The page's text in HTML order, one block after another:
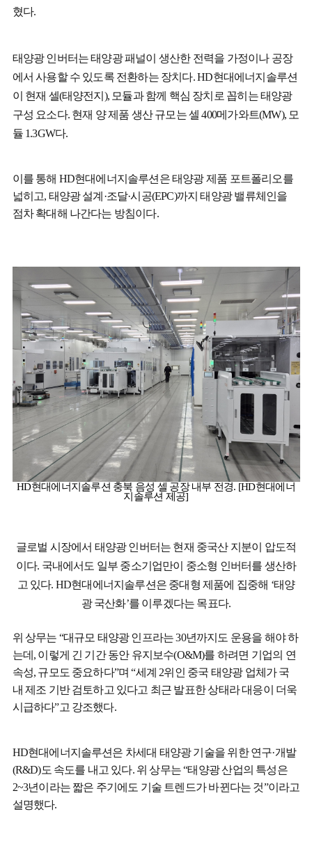
혔다.
태양광 인버터는 태양광 패널이 생산한 전력을 가정이나 공장
에서 사용할 수 있도록 전환하는 장치다. HD현대에너지솔루션
이 현재 셀(태양전지), 모듈과 함께 핵심 장치로 꼽히는 태양광
구성 요소다. 현재 양 제품 생산 규모는 셀 400메가와트(MW), 모
듈 1.3GW다.
이를 통해 HD현대에너지솔루션은 태양광 제품 포트폴리오를
넓히고, 태양광 설계·조달·시공(EPC)까지 태양광 밸류체인을
점차 확대해 나간다는 방침이다.
HD현대에너지솔루션 충북 음성 셀 공장 내부 전경. [HD현대에너
지솔루션 제공]
글로벌 시장에서 태양광 인버터는 현재 중국산 지분이 압도적
이다. 국내에서도 일부 중소기업만이 중소형 인버터를 생산하
고 있다. HD현대에너지솔루션은 중대형 제품에 집중해 ‘태양
광 국산화’를 이루겠다는 목표다.
위 상무는 “대규모 태양광 인프라는 30년까지도 운용을 해야 하
는데, 이렇게 긴 기간 동안 유지보수(O&M)를 하려면 기업의 연
속성, 규모도 중요하다”며 “세계 2위인 중국 태양광 업체가 국
내 제조 기반 검토하고 있다고 최근 발표한 상태라 대응이 더욱
시급하다”고 강조했다.
HD현대에너지솔루션은 차세대 태양광 기술을 위한 연구·개발
(R&D)도 속도를 내고 있다. 위 상무는 “태양광 산업의 특성은
2~3년이라는 짧은 주기에도 기술 트렌드가 바뀐다는 것”이라고
설명했다.